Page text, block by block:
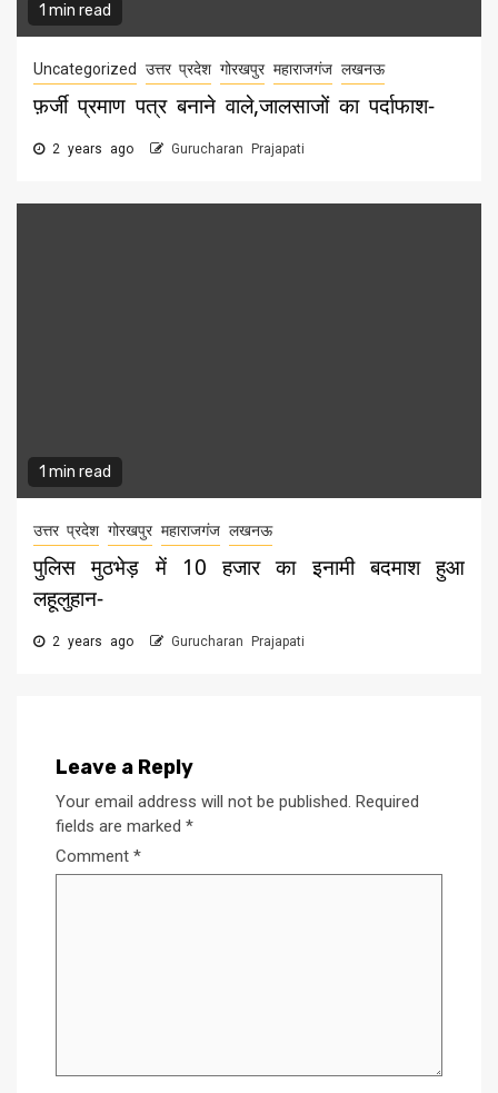
1 min read
Uncategorized उत्तर प्रदेश गोरखपुर महाराजगंज लखनऊ
फ़र्जी प्रमाण पत्र बनाने वाले,जालसाजों का पर्दाफाश-
2 years ago Gurucharan Prajapati
1 min read
उत्तर प्रदेश गोरखपुर महाराजगंज लखनऊ
पुलिस मुठभेड़ में 10 हजार का इनामी बदमाश हुआ
लहूलुहान-
2 years ago Gurucharan Prajapati
Leave a Reply
Your email address will not be published. Required
fields are marked *
Comment *